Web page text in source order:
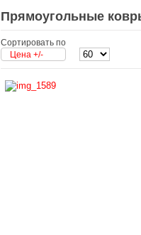
Прямоугольные
Сортировать по
Цена +/-